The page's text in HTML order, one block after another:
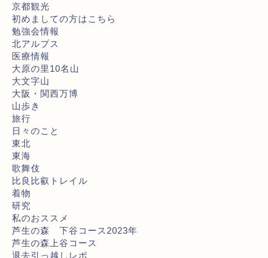
京都観光
初めましての方はこちら
勉強会情報
北アルプス
医療情報
大原の里10名山
大文字山
大阪・関西万博
山歩き
旅行
日々のこと
東北
東海
歌舞伎
比良比叡トレイル
着物
研究
私のおススメ
芦生の森 下谷コース2023年
芦生の森上谷コース
退去引っ越しレポ